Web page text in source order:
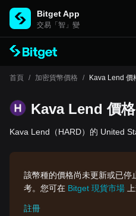
Bitget App
交易「智」變
首頁 / 加密貨幣價格 / Kava Lend 價
Kava Lend 價格
Kava Lend（HARD）的 United
該幣種的價格尚未更新或已停
考。您可在 Bitget 現貨市場
註冊